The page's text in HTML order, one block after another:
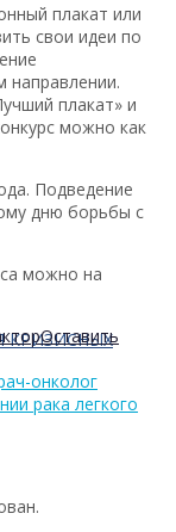
КРИЗИСНЫХ
плакат или
свои идеи по
направлении.
плакат» и
можно как
Подведение
дню борьбы с
можно на
Оставить
онколог
рака легкого